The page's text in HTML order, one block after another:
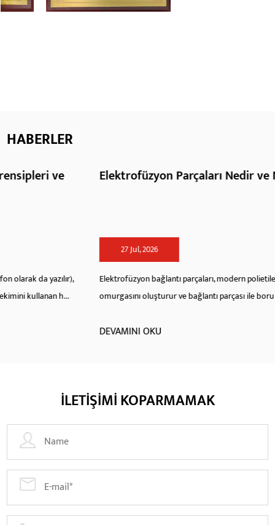
HABERLER
Elektrofüzyon Parçaları Nedir ve Nasıl Çalışır?
Elektrofüzyon bağlantı parçaları, modern polietilen boru hattı ağlarının
omurgasını oluşturur ve bağlantı parçası ile boru duvarı arasında kalıc...
İLETİŞİMİ KOPARMAMAK